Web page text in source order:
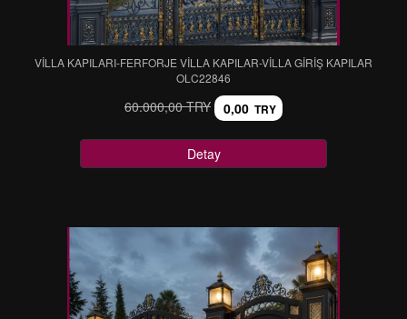
VİLLA KAPILARI-FERFORJE VİLLA KAPILAR-VİLLA GİRİŞ KAPILAR
OLC22846
60.000,00 TRY 0,00 TRY
Detay